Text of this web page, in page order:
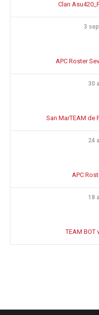
Clan
3
APC Roster
30
San MarTEAM de
24
APC
18
TEAM BOT